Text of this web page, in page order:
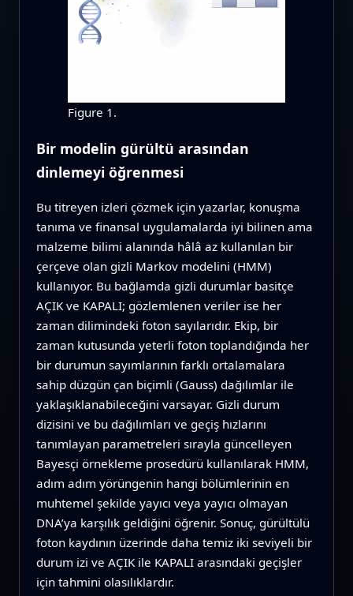
Figure 1.
Bir modelin gürültü arasından
dinlemeyi öğrenmesi
Bu titreyen izleri çözmek için yazarlar, konuşma
tanıma ve finansal uygulamalarda iyi bilinen ama
malzeme bilimi alanında hâlâ az kullanılan bir
çerçeve olan gizli Markov modelini (HMM)
kullanıyor. Bu bağlamda gizli durumlar basitçe
AÇIK ve KAPALI; gözlemlenen veriler ise her
zaman dilimindeki foton sayılarıdır. Ekip, bir
zaman kutusunda yeterli foton toplandığında her
bir durumun sayımlarının farklı ortalamalara
sahip düzgün çan biçimli (Gauss) dağılımlar ile
yaklaşıklanabileceğini varsayar. Gizli durum
dizisini ve bu dağılımları ve geçiş hızlarını
tanımlayan parametreleri sırayla güncelleyen
Bayesçi örnekleme prosedürü kullanılarak HMM,
adım adım yörüngenin hangi bölümlerinin en
muhtemel şekilde yayıcı veya yayıcı olmayan
DNA’ya karşılık geldiğini öğrenir. Sonuç, gürültülü
foton kaydının üzerinde daha temiz iki seviyeli bir
durum izi ve AÇIK ile KAPALI arasındaki geçişler
için tahmini olasılıklardır.